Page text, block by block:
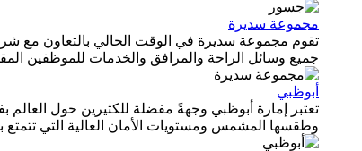
مجموعة سديرة
جميع وسائل الراحة والمرافق والخدمات للموظفين
أبوظبي
تعتبر إمارة أبوظبي وجهةً مفضلة للكثيرين حول
وطقسها المشمس ومستويات الأمان العالية التي تتمتع